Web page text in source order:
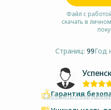
Файл с
скачать в
Страниц: 99Год
Сообщить о
Гарантия